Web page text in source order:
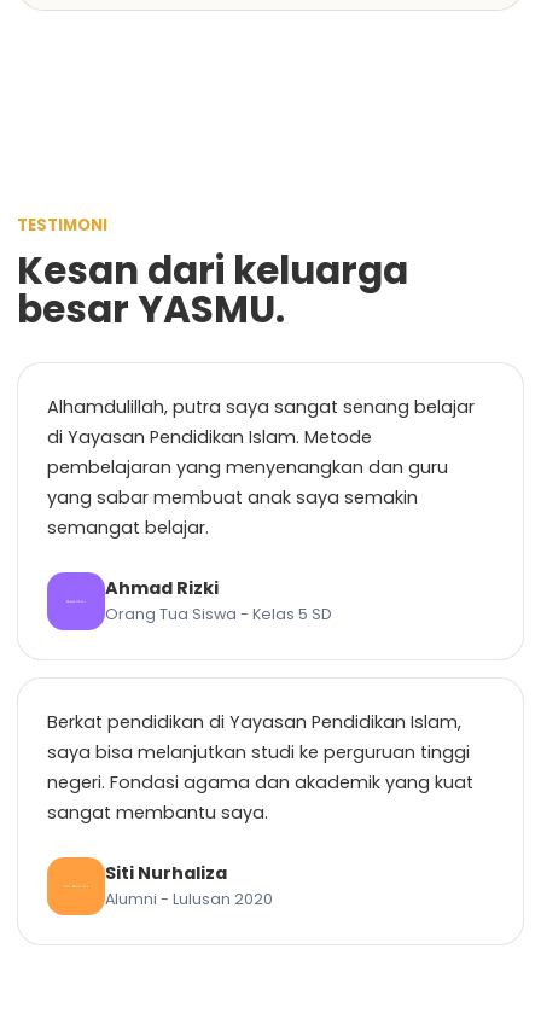
TESTIMONI
Kesan dari keluarga
besar YASMU.
Alhamdulillah, putra saya sangat senang belajar
di Yayasan Pendidikan Islam. Metode
pembelajaran yang menyenangkan dan guru
yang sabar membuat anak saya semakin
semangat belajar.
Ahmad Rizki
Orang Tua Siswa - Kelas 5 SD
Berkat pendidikan di Yayasan Pendidikan Islam,
saya bisa melanjutkan studi ke perguruan tinggi
negeri. Fondasi agama dan akademik yang kuat
sangat membantu saya.
Siti Nurhaliza
Alumni - Lulusan 2020